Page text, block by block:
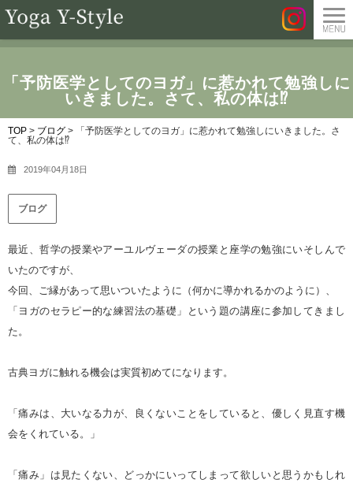
「予防医学としてのヨガ」に惹かれて勉強しに
いきました。さて、私の体は⁉
TOP > ブログ >
「予防医学としてのヨガ」に惹かれて勉強しにいきました。さ
て、私の体は⁉
2019年04月18日
ブログ
最近、哲学の授業やアーユルヴェーダの授業と座学の勉強にいそしんで
いたのですが、
今回、ご縁があって思いついたように（何かに導かれるかのように）、
「ヨガのセラピー的な練習法の基礎」という題の講座に参加してきまし
た。
古典ヨガに触れる機会は実質初めてになります。
「痛みは、大いなる力が、良くないことをしていると、優しく見直す機
会をくれている。」
「痛み」は見たくない、どっかにいってしまって欲しいと思うかもしれ